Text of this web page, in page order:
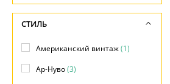
Торшеры(+10)
СТИЛЬ
Американский винтаж(1)
Ар-Нуво(3)